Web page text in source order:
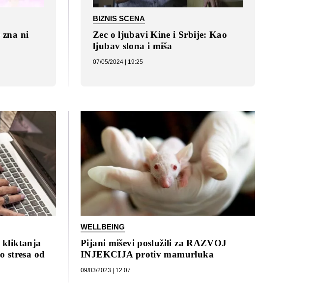
ni
BIZNIS SCENA
Zec o ljubavi Kine i Srbije: Kao
ljubav slona i miša
07/05/2024 | 19:25
kliktanja
stresa od
WELLBEING
Pijani miševi poslužili za RAZVOJ
INJEKCIJA protiv mamurluka
09/03/2023 | 12:07